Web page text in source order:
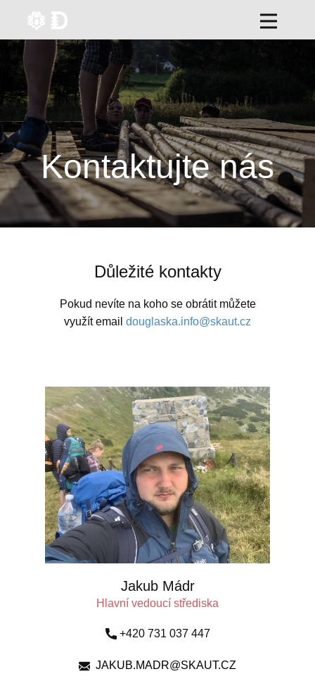
Kontaktujte nás
Důležité kontakty
Pokud nevíte na koho se obrátit můžete
využít email douglaska.info@skaut.cz
Jakub Mádr
Hlavní vedoucí střediska
+420 731 037 447
JAKUB.MADR@SKAUT.CZ